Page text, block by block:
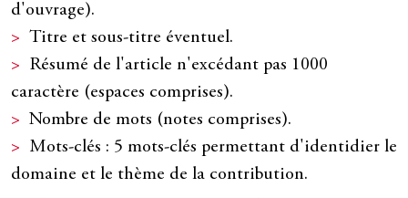
d'ouvrage).
Titre et sous-titre éventuel.
Résumé de l'article n'excédant pas 1000
caractère (espaces comprises).
Nombre de mots (notes comprises).
Mots-clés : 5 mots-clés permettant d'identidier le
domaine et le thème de la contribution.